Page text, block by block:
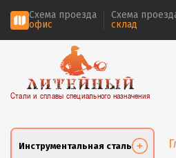
Схема проезда
офис
Схема
склад
Стали и сплавы специального назначения
Инструментальная сталь